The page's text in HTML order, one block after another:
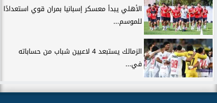
الأهلي يبدأ معسكر إسبانيا بمران قوي استعدادًا
للموسم...
الزمالك يستبعد 4 لاعبين شباب من حساباته
في...